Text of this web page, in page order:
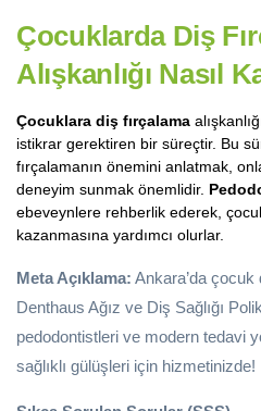
Çocuklarda Diş
Alışkanlığı Nasıl
Çocuklara diş fırçalama
istikrar gerektiren bir süreçtir. Bu
fırçalamanın önemini anlatmak,
deneyim sunmak önemlidir.
ebeveynlere rehberlik ederek,
kazanmasına yardımcı olurlar.
Meta Açıklama: Ankara’da
Denthaus Ağız ve Diş Sağlığı
pedodontistleri ve modern tedavi
sağlıklı gülüşleri için hizmetinizde!